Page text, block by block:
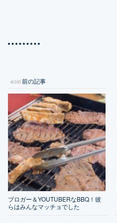
前の記事
ブロガー＆YOUTUBERなBBQ！彼
らはみんなマッチョでした